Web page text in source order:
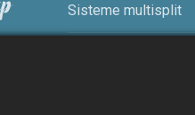
Sisteme multisplit